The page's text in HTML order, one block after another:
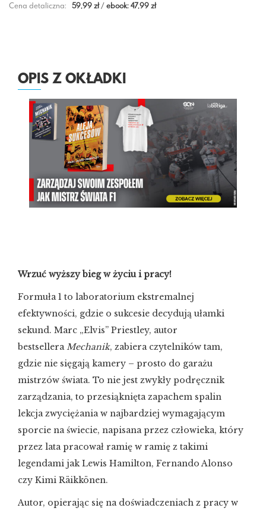
Cena detaliczna:
59,99 zł/ebook: 47,99 zł
OPIS Z OKŁADKI
Wrzuć wyższy bieg w życiu i pracy!
Formuła 1 to laboratorium ekstremalnej
efektywności, gdzie o sukcesie decydują ułamki
sekund. Marc „Elvis” Priestley, autor
bestselleraMechanik, zabiera czytelników tam,
gdzie nie sięgają kamery – prosto do garażu
mistrzów świata. To nie jest zwykły podręcznik
zarządzania, to przesiąknięta zapachem spalin
lekcja zwyciężania w najbardziej wymagającym
sporcie na świecie, napisana przez człowieka, który
przez lata pracował ramię w ramię z takimi
legendami jak Lewis Hamilton, Fernando Alonso
czy Kimi Räikkönen.
Autor, opierając się na doświadczeniach z pracy w